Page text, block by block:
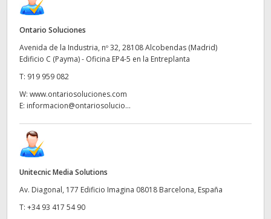
Ontario Soluciones
Avenida de la Industria, nº 32, 28108 Alcobendas (Madrid)
Edificio C (Payma) - Oficina EP4-5 en la Entreplanta
T: 919 959 082
W: www.ontariosoluciones.com
E: informacion@ontariosolucio...
Unitecnic Media Solutions
Av. Diagonal, 177 Edificio Imagina 08018 Barcelona, España
T: +34 93 417 54 90